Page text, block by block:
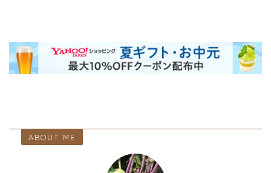
ABOUT ME